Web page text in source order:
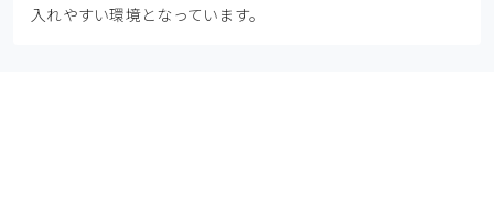
入れやすい環境となっています。